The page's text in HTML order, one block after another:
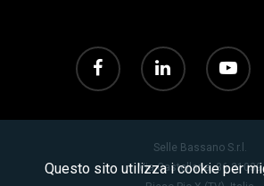
Selle Bassano S.r.l.
Via Castellana, 36 31039
Questo sito utilizza i cookie per